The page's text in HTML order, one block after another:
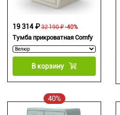
Тумба прикроватная Comfy
32 190 ₽
19 314 ₽ -40%
В корзину
40%